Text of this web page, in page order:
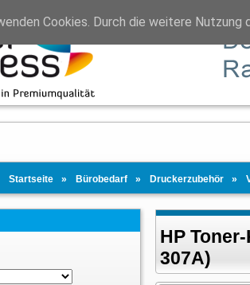
Startseite Bürobedarf Druckerzubehör
HP
307A)
Cookies. Durch die weitere